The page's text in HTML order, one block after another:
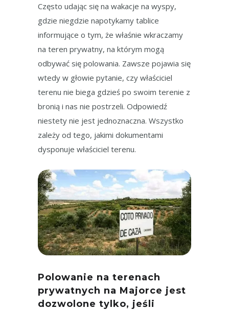
Często udając się na wakacje na wyspy,
gdzie niegdzie napotykamy tablice
informujące o tym, że właśnie wkraczamy
na teren prywatny, na którym mogą
odbywać się polowania. Zawsze pojawia się
wtedy w głowie pytanie, czy właściciel
terenu nie biega gdzieś po swoim terenie z
bronią i nas nie postrzeli. Odpowiedź
niestety nie jest jednoznaczna. Wszystko
zależy od tego, jakimi dokumentami
dysponuje właściciel terenu.
Polowanie na terenach
prywatnych na Majorce jest
dozwolone tylko, jeśli